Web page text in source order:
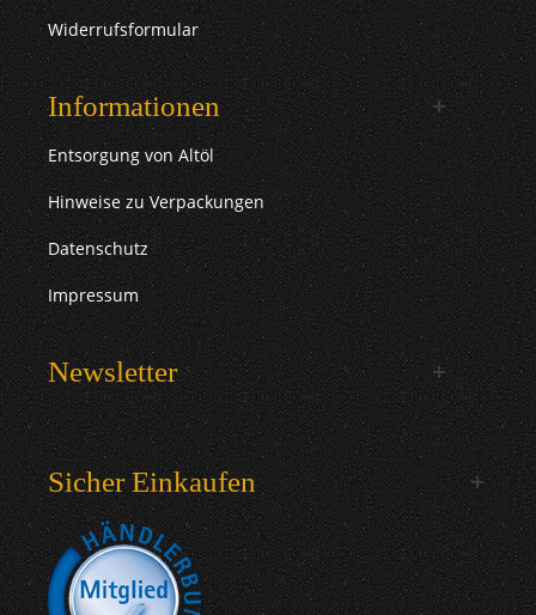
Widerrufsformular
Informationen
Entsorgung von Altöl
Hinweise zu Verpackungen
Datenschutz
Impressum
Newsletter
Sicher Einkaufen